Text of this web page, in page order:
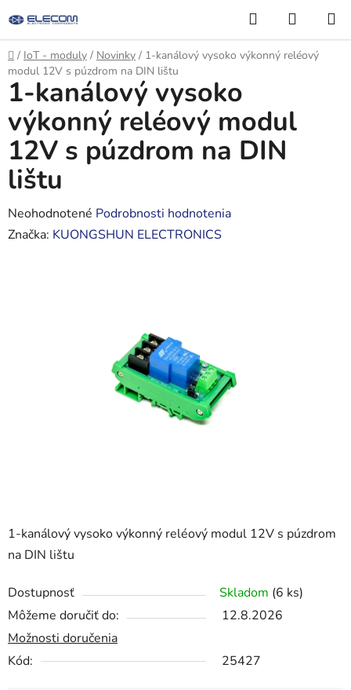
na
obsah
Hľadať
KOŠÍK
Domov
/ IoT - moduly / Novinky / 1-kanálový vysoko výkonný reléový
modul 12V s púzdrom na DIN lištu
1-kanálový vysoko výkonný reléový modul 12V s púzdrom
na DIN lištu
Dostupnosť Skladom (6 ks)
Môžeme doručiť do:
12.8.2026
Možnosti doručenia
Kód:
25427
1-kanálový vysoko
výkonný reléový modul
12V s púzdrom na DIN
lištu
Priemerné
hodnotenie
Neohodnotené Podrobnosti hodnotenia
Značka: KUONGSHUN ELECTRONICS